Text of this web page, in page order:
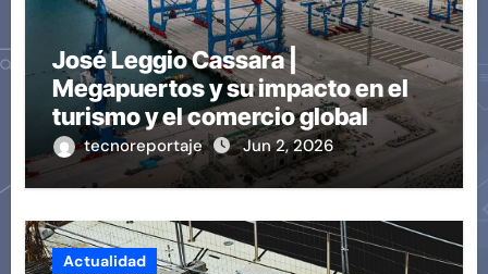
José Leggio Cassara |
Megapuertos y su impacto en el
turismo y el comercio global
tecnoreportaje Jun 2, 2026
Actualidad